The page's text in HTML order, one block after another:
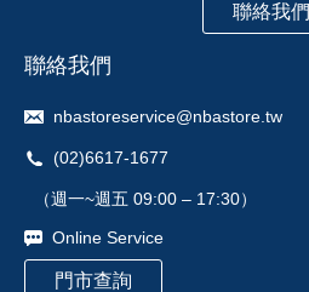
聯絡我們
聯絡我們
nbastoreservice@nbastore.tw
(02)6617-1677
（週一~週五 09:00 – 17:30）
Online Service
門市查詢